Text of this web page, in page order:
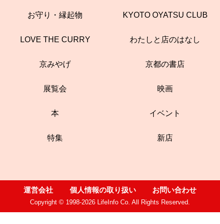
お守り・縁起物 KYOTO OYATSU CLUB
LOVE THE CURRY わたしと店のはなし
京みやげ 京都の書店
展覧会 映画
本 イベント
特集 新店
運営会社 個人情報の取り扱い お問い合わせ
Copyright © 1998-2026 LifeInfo Co. All Rights Reserved.